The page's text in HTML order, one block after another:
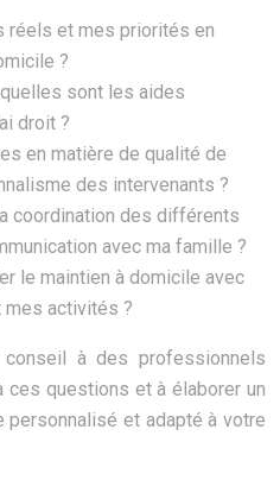
réels et mes priorités en
?
sont les aides
droit ?
en matière de qualité de
des intervenants ?
coordination des différents
avec ma famille ?
le maintien à domicile avec
activités ?
conseil à des professionnels
ces questions et à élaborer un
et adapté à votre